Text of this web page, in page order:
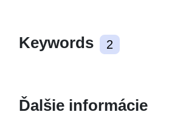
Keywords 2
Ďalšie informácie